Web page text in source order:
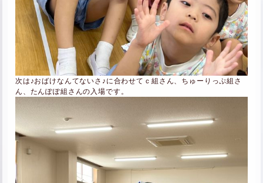
次は♪おばけなんてないさ♪に合わせてｃ組さん、ちゅーりっぷ組さ
ん、たんぽぽ組さんの入場です。